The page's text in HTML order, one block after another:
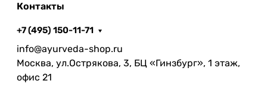
Контакты
+7 (495) 150-11-71
info@ayurveda-shop.ru
Москва, ул.Острякова, 3, БЦ «Гинзбург», 1 этаж,
офис 21